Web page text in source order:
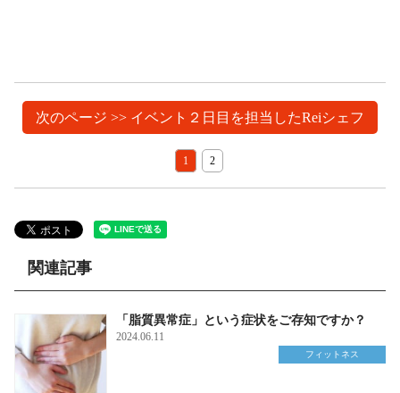
次のページ >> イベント２日目を担当したReiシェフ
1 2
関連記事
「脂質異常症」という症状をご存知ですか？
2024.06.11
フィットネス